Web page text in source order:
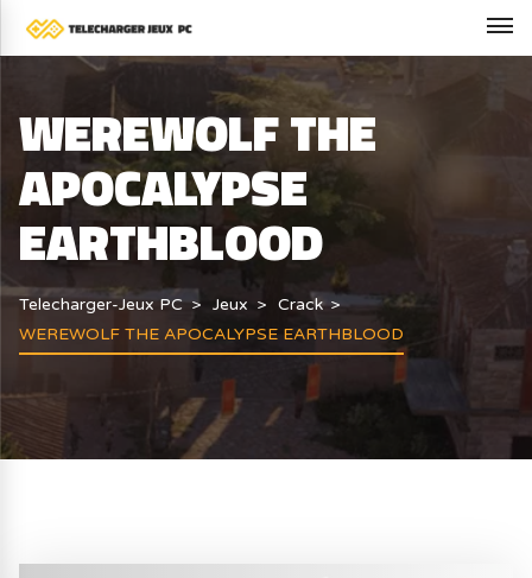
WEREWOLF THE
APOCALYPSE
EARTHBLOOD
Telecharger-Jeux PC Jeux
Crack
WEREWOLF THE APOCALYPSE EARTHBLOOD